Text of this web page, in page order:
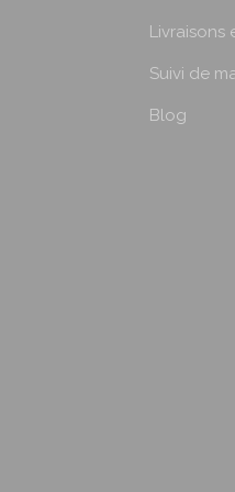
Livraisons
Suivi de
Blog